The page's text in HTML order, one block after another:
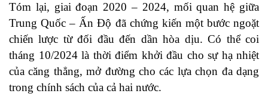
Tóm lại, giai đoạn 2020 – 2024, mối quan hệ giữa
Trung Quốc – Ấn Độ đã chứng kiến một bước ngoặt
chiến lược từ đối đầu đến dần hòa dịu. Có thể coi
tháng 10/2024 là thời điểm khởi đầu cho sự hạ nhiệt
của căng thẳng, mở đường cho các lựa chọn đa dạng
trong chính sách của cả hai nước.